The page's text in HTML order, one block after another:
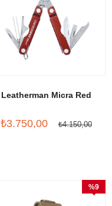
Leatherman Micra Red
₺3.750,00 ₺4.150,00
%9